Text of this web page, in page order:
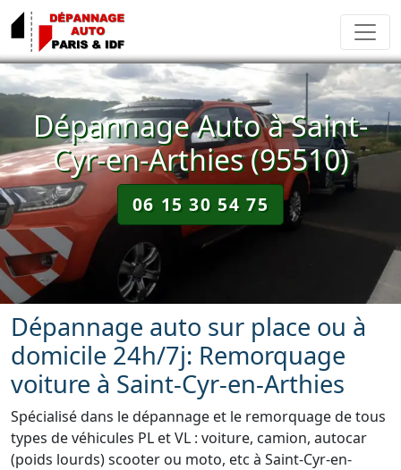
Dépannage Auto à Saint-
Cyr-en-Arthies (95510)
06 15 30 54 75
Dépannage auto sur place ou à
domicile 24h/7j: Remorquage
voiture à Saint-Cyr-en-Arthies
Spécialisé dans le dépannage et le remorquage de tous
types de véhicules PL et VL : voiture, camion, autocar
(poids lourds) scooter ou moto, etc à Saint-Cyr-en-